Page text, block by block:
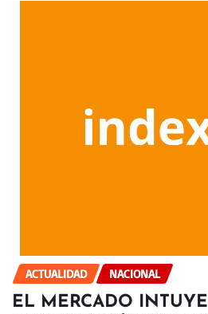
ACTUALIDAD NACIONAL
EL MERCADO INTUYE